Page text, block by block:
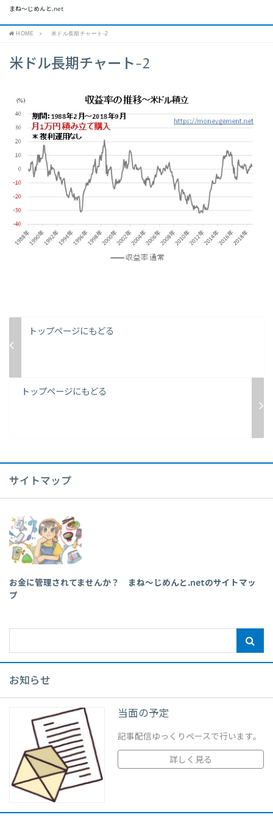
まね～じめんと.net
HOME 米ドル長期チャート-2
米ドル長期チャート-2
トップページにもどる
トップページにもどる
サイトマップ
お金に管理されてませんか？ まね～じめんと.netのサイトマッ
プ
お知らせ
当面の予定
記事配信ゆっくりペースで行います。
詳しく見る